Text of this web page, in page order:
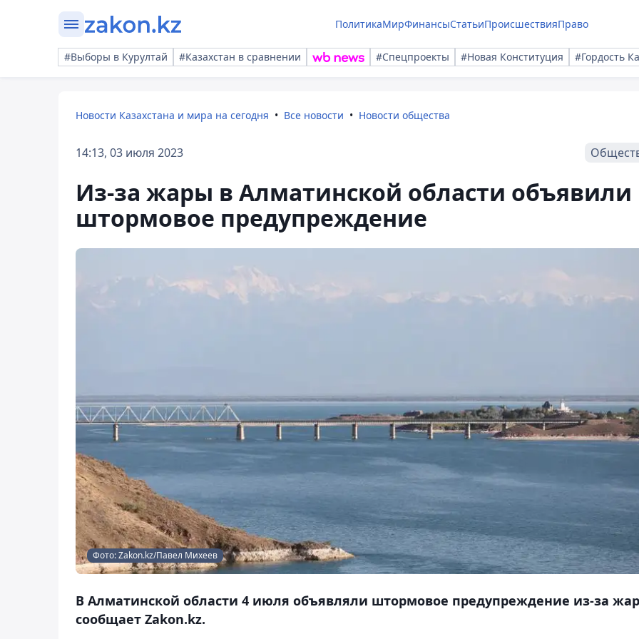
ПолитикаМирФинансыСтатьиПроисшествияПраво
#Выборы в Курултай #Казахстан в сравнении #Спецпроекты #Новая Конституция #Гордость
Новости Казахстана и мира на сегодня Все новости Новости общества
14:13, 03 июля 2023
Из-за жары в Алматинской области объявили
штормовое предупреждение
Фото: Zakon.kz/Павел Михеев
В Алматинской области 4 июля объявляли штормовое предупреждение из-за
сообщает Zakon.kz.